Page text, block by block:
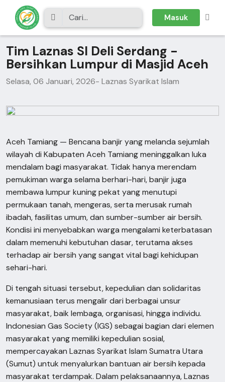
Masuk
Tim Laznas SI Deli Serdang -
Bersihkan Lumpur di Masjid Aceh
Selasa, 06 Januari, 2026- Laznas Syarikat Islam
Aceh Tamiang — Bencana banjir yang melanda sejumlah
wilayah di Kabupaten Aceh Tamiang meninggalkan luka
mendalam bagi masyarakat. Tidak hanya merendam
pemukiman warga selama berhari-hari, banjir juga
membawa lumpur kuning pekat yang menutupi
permukaan tanah, mengeras, serta merusak rumah
ibadah, fasilitas umum, dan sumber-sumber air bersih.
Kondisi ini menyebabkan warga mengalami keterbatasan
dalam memenuhi kebutuhan dasar, terutama akses
terhadap air bersih yang sangat vital bagi kehidupan
sehari-hari.
Di tengah situasi tersebut, kepedulian dan solidaritas
kemanusiaan terus mengalir dari berbagai unsur
masyarakat, baik lembaga, organisasi, hingga individu.
Indonesian Gas Society (IGS) sebagai bagian dari elemen
masyarakat yang memiliki kepedulian sosial,
mempercayakan Laznas Syarikat Islam Sumatra Utara
(Sumut) untuk menyalurkan bantuan air bersih kepada
masyarakat terdampak. Dalam pelaksanaannya, Laznas